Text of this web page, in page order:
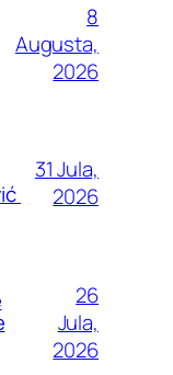
8
Augusta,
2026
31 Jula,
2026
26
Jula,
2026